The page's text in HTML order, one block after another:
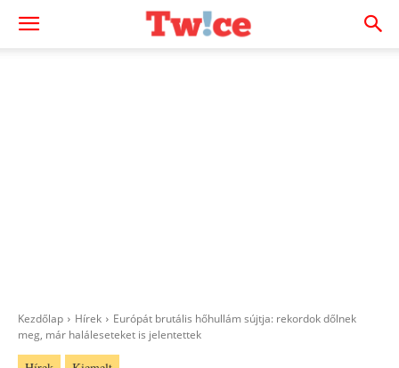
Kezdőlap Hírek
Európát brutális hőhullám sújtja: rekordok dőlnek
meg, már haláleseteket is jelentettek